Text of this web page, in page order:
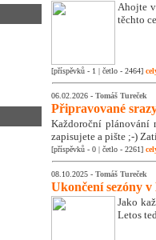
Ahojte
těchto
[příspěvků - 1 | četlo - 2464]
06.02.2026 - Tomáš Tureček
Připravované
Každoroční plánování
zapisujete a pište ;-)
[příspěvků - 0 | četlo - 2261]
08.10.2025 - Tomáš Tureček
Ukončení sezóny v
Jako
Letos